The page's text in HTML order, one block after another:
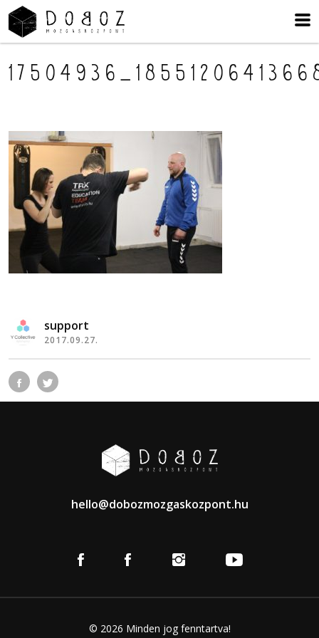
support
2017.09.27.
hello@dobozmozgaskozpont.hu
© 2026 Minden jog fenntartva!